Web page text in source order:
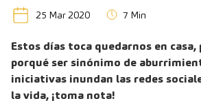
25 Mar 2020 7 Min
Estos días toca quedarnos en
porqué ser sinónimo de
iniciativas inundan las redes
la vida, ¡toma nota!